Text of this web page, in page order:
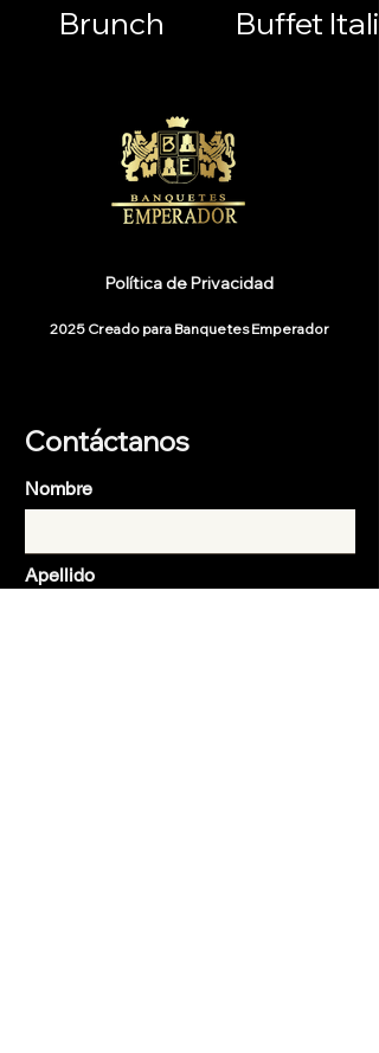
Brunch Buffet
Política de Privacidad
2025 Creado para Banquetes Emperador
Contáctanos
Nombre
Apellido